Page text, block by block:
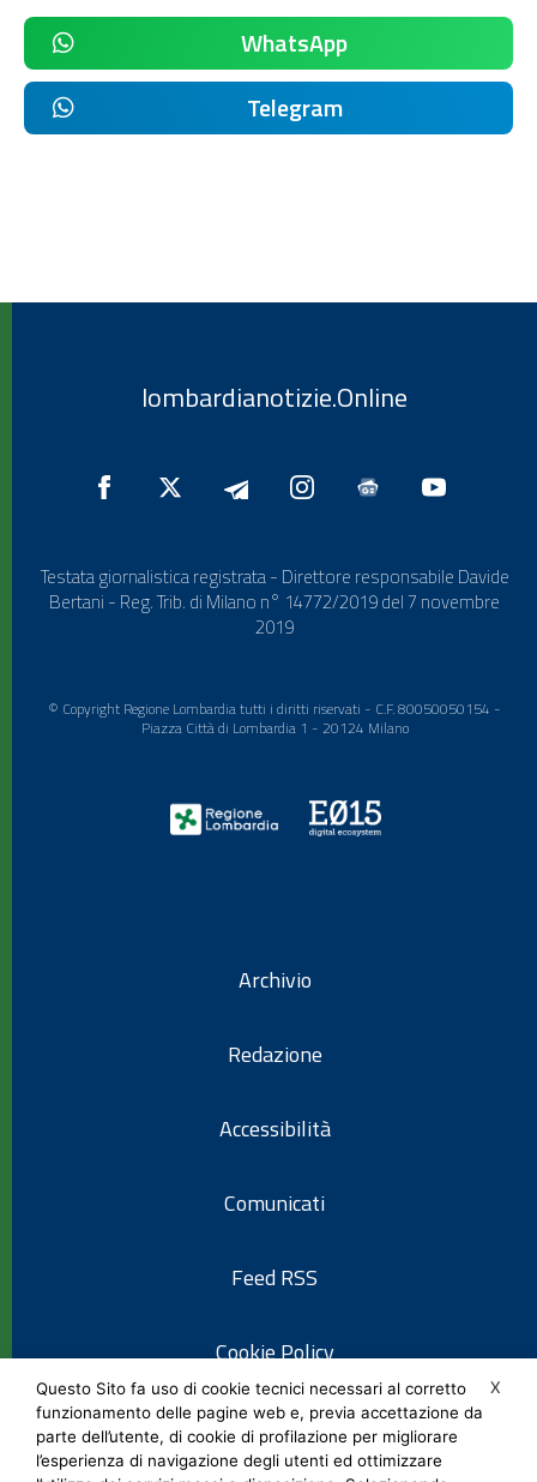
WhatsApp
Telegram
lombardianotizie.Online
Testata giornalistica registrata - Direttore responsabile Davide
Bertani - Reg. Trib. di Milano n° 14772/2019 del 7 novembre
2019
© Copyright Regione Lombardia tutti i diritti riservati - C.F. 80050050154 -
Piazza Città di Lombardia 1 - 20124 Milano
Archivio
Redazione
Accessibilità
Comunicati
Feed RSS
Cookie Policy
Informativa privacy
X
Questo Sito fa uso di cookie tecnici necessari al corretto
funzionamento delle pagine web e, previa accettazione da
parte dell’utente, di cookie di profilazione per migliorare
l’esperienza di navigazione degli utenti ed ottimizzare